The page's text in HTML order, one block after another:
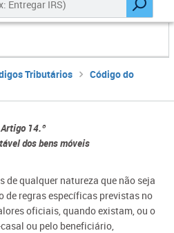
Tributários
Código do
Artigo 14.º
dos bens móveis
de qualquer natureza que não seja
de regras específicas previstas no
oficiais, quando existam, ou o
ou pelo beneficiário,